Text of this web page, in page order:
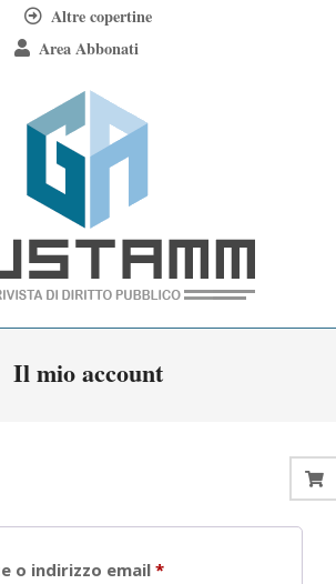
Altre copertine
Area Abbonati
Il mio account
o indirizzo email *Richiesto